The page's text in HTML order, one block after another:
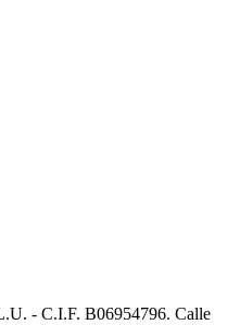
- C.I.F. B06954796. Calle